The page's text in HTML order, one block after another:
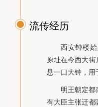
流传经历
西安钟楼
原址在今西大
悬一口大钟，用
明王朝定都
有大臣主张迁都